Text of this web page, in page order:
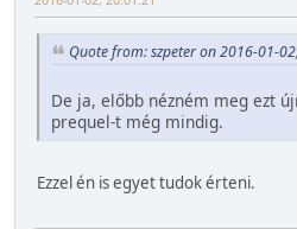
Quote from: szpeter on 2016-01-
De ja, előbb nézném meg ezt
prequel-t még mindig.
Ezzel én is egyet tudok érteni.